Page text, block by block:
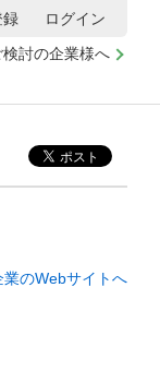
討の企業様へ
録 ログイン
業のWebサイトへ